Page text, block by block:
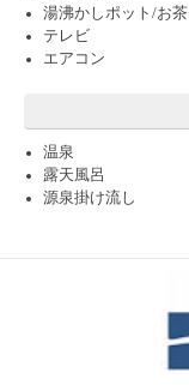
湯沸かしポット/お茶
テレビ
エアコン
温泉
露天風呂
源泉掛け流し